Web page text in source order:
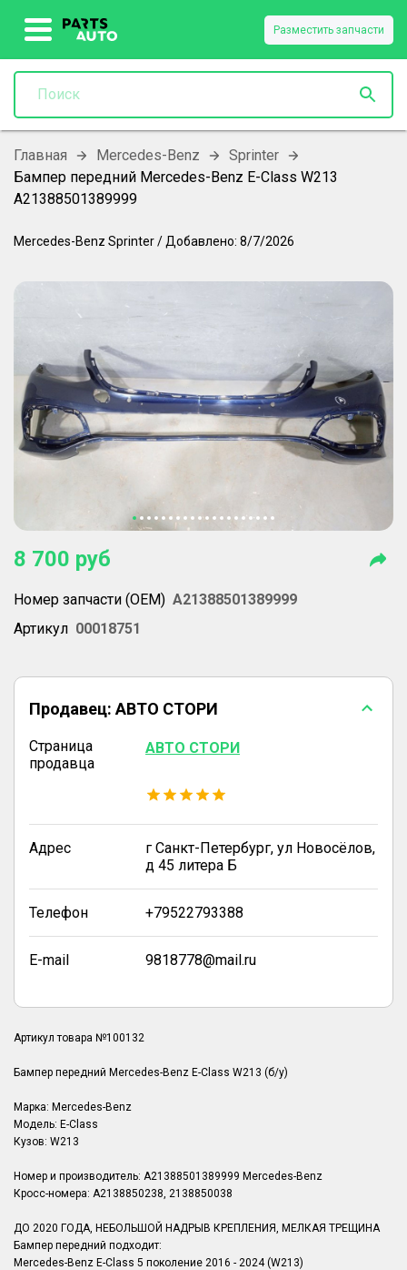
Разместить запчасти
Главная Mercedes-Benz
Sprinter
Бампер передний Mercedes-Benz E-Class W213
A21388501389999
Mercedes-Benz Sprinter/ Добавлено: 8/7/2026
8 700 руб
Номер запчасти (OEM) A21388501389999
Артикул 00018751
Продавец: АВТО СТОРИ
Страница
продавца
АВТО СТОРИ
Адрес
г Санкт-Петербург, ул Новосёлов,
д 45 литера Б
Телефон +79522793388
E-mail 9818778@mail.ru
Артикул товара №100132
Бампер передний Mercedes-Benz E-Class W213 (б/у)
Марка: Mercedes-Benz
Модель: E-Class
Кузов: W213
Номер и производитель: A21388501389999 Mercedes-Benz
Кросс-номера: A2138850238, 2138850038
ДО 2020 ГОДА, НЕБОЛЬШОЙ НАДРЫВ КРЕПЛЕНИЯ, МЕЛКАЯ ТРЕЩИНА
Бампер передний подходит:
Mercedes-Benz E-Class 5 поколение 2016 - 2024 (W213)